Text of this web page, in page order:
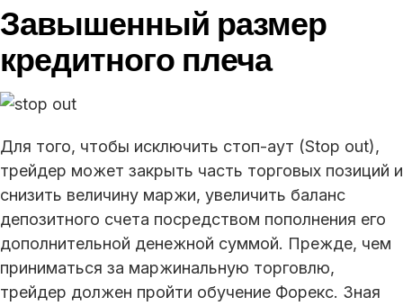
Завышенный размер
кредитного плеча
Для того, чтобы исключить стоп-аут (Stop out),
трейдер может закрыть часть торговых позиций и
снизить величину маржи, увеличить баланс
депозитного счета посредством пополнения его
дополнительной денежной суммой. Прежде, чем
приниматься за маржинальную торговлю,
трейдер должен пройти обучение Форекс. Зная